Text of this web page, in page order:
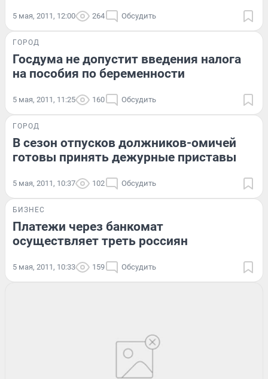
5 мая, 2011, 12:00 264 Обсудить
ГОРОД
Госдума не допустит введения налога
на пособия по беременности
5 мая, 2011, 11:25 160 Обсудить
ГОРОД
В сезон отпусков должников-омичей
готовы принять дежурные приставы
5 мая, 2011, 10:37 102 Обсудить
БИЗНЕС
Платежи через банкомат
осуществляет треть россиян
5 мая, 2011, 10:33 159 Обсудить